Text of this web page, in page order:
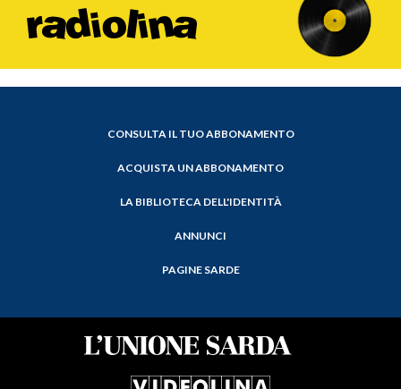
CONSULTA IL TUO ABBONAMENTO
ACQUISTA UN ABBONAMENTO
LA BIBLIOTECA DELL'IDENTITÀ
ANNUNCI
PAGINE SARDE